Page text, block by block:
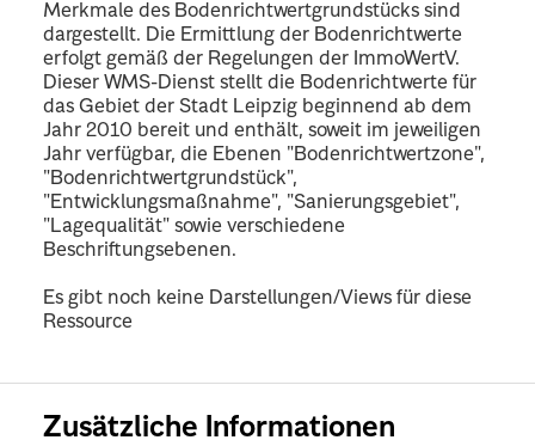
Merkmale des Bodenrichtwertgrundstücks sind
dargestellt. Die Ermittlung der Bodenrichtwerte
erfolgt gemäß der Regelungen der ImmoWertV.
Dieser WMS-Dienst stellt die Bodenrichtwerte für
das Gebiet der Stadt Leipzig beginnend ab dem
Jahr 2010 bereit und enthält, soweit im jeweiligen
Jahr verfügbar, die Ebenen "Bodenrichtwertzone",
"Bodenrichtwertgrundstück",
"Entwicklungsmaßnahme", "Sanierungsgebiet",
"Lagequalität" sowie verschiedene
Beschriftungsebenen.
Es gibt noch keine Darstellungen/Views für diese
Ressource
Zusätzliche Informationen